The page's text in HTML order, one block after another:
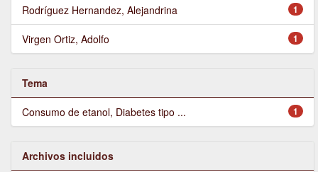
1
Rodríguez Hernandez, Alejandrina
1
Virgen Ortiz, Adolfo
Tema
1
Consumo de etanol, Diabetes tipo ...
Archivos incluidos